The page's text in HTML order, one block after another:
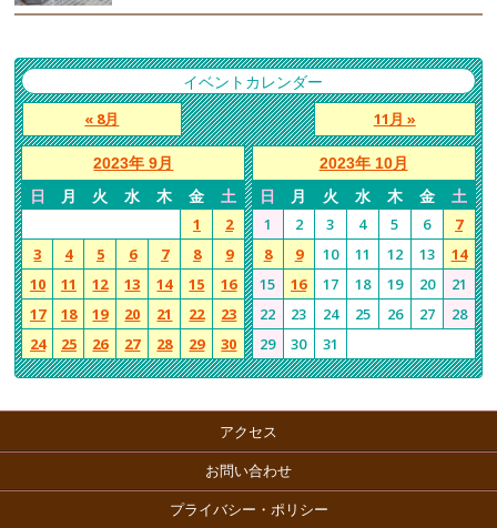
イベントカレンダー
« 8月 11月 »
2023年 9月
日
月 火 水 木 金 土
1
2
3
4 5 6 7 8
9
10
11 12 13 14 15
16
17
18 19 20 21 22
23
24
25 26 27 28 29 30
2023年 10月
日
月 火 水 木 金 土
1 2 3 4 5 6
7
8
9 10 11 12 13
14
15
16 17 18 19 20
21
22
23 24 25 26 27
28
29
30 31
アクセス
お問い合わせ
プライバシー・ポリシー